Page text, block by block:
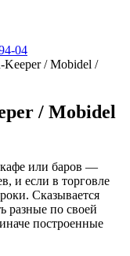
04
/ Mobidel /
/ Mobidel
кафе или баров —
и если в торговле
Сказывается
разные по своей
построенные